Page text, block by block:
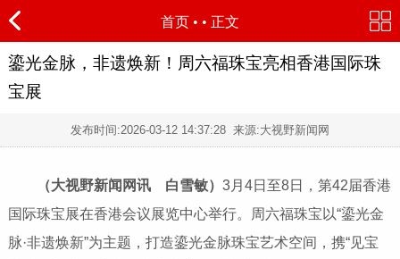
首页 • • 正文
鎏光金脉，非遗焕新！周六福珠宝亮相香港国际珠
宝展
发布时间:2026-03-12 14:37:28 来源:大视野新闻网
（大视野新闻网讯 白雪敏） 3月4日至8日，第42届香港
国际珠宝展在香港会议展览中心举行。周六福珠宝以“鎏光金
脉·非遗焕新”为主题，打造鎏光金脉珠宝艺术空间，携“见宝